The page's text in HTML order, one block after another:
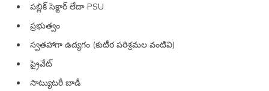
పబ్లిక్ సెక్టార్ లేదా PSU
ప్రభుత్వం
స్వతహాగా ఉద్యగం (కుటీర పరిశ్రమల వంటివి)
ప్రైవేట్
సాట్యుటరీ బాడీ